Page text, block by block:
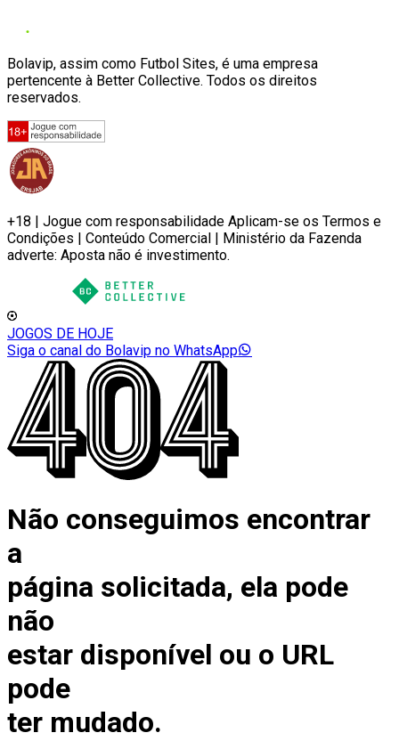
Bolavip, assim como Futbol Sites, é uma empresa
pertencente à Better Collective. Todos os direitos
reservados.
+18 | Jogue com responsabilidade Aplicam-se os Termos e
Condições | Conteúdo Comercial | Ministério da Fazenda
adverte: Aposta não é investimento.
JOGOS DE HOJE
Siga o canal do Bolavip no WhatsApp
Não conseguimos encontrar
a
página solicitada, ela pode
não
estar disponível ou o URL
pode
ter mudado.